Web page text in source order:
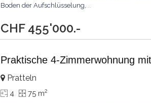
CHF 455'000.-
Boden der Aufschlüsselung,...
Praktische 4-Zimmerwohnung
Pratteln
4 75 m2